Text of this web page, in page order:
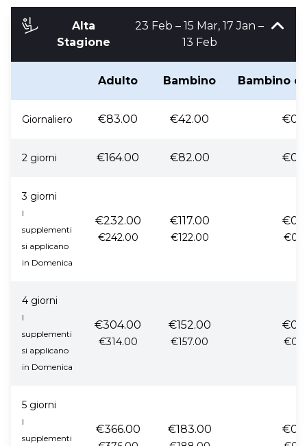
Alta
Stagione
23 Feb – 15 Mar, 17 Jan –
13 Feb
Adulto Bambino Bambino
Giornaliero €83.00 €42.00
2 giorni €164.00 €82.00
3 giorni
I
supplementi
si applicano
in Domenica
€232.00
€242.00
€117.00
€122.00
4 giorni
I
supplementi
si applicano
in Domenica
€304.00
€314.00
€152.00
€157.00
5 giorni
I
supplementi
€366.00 €183.00